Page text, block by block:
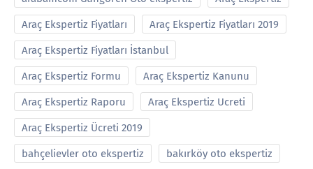
Araç Ekspertiz Fiyatları Araç Ekspertiz Fiyatları 2019
Araç Ekspertiz Fiyatları İstanbul
Araç Ekspertiz Formu Araç Ekspertiz Kanunu
Araç Ekspertiz Raporu Araç Ekspertiz Ucreti
Araç Ekspertiz Ücreti 2019
bahçelievler oto ekspertiz bakırköy oto ekspertiz